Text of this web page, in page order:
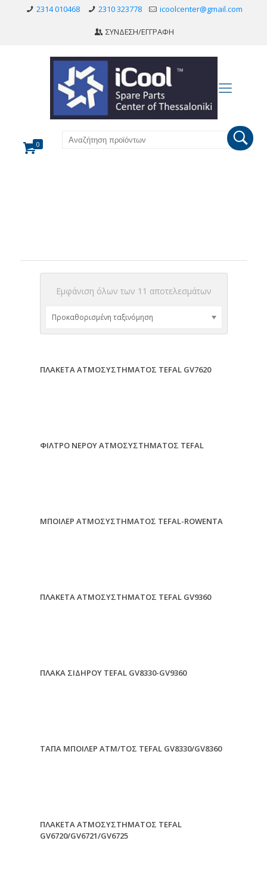
2314 010468 2310 323778 icoolcenter@gmail.com
ΣΥΝΔΕΣΗ/ΕΓΓΡΑΦΗ
0
Εμφάνιση όλων των 11 αποτελεσμάτων
ΠΛΑΚΕΤΑ ΑΤΜΟΣΥΣΤΗΜΑΤΟΣ TEFAL GV7620
ΦΙΛΤΡΟ ΝΕΡΟΥ ΑΤΜΟΣΥΣΤΗΜΑΤΟΣ TEFAL
ΜΠΟΙΛΕΡ ΑΤΜΟΣΥΣΤΗΜΑΤΟΣ TEFAL-ROWENTA
ΠΛΑΚΕΤΑ ΑΤΜΟΣΥΣΤΗΜΑΤΟΣ TEFAL GV9360
ΠΛΑΚΑ ΣΙΔΗΡΟΥ TEFAL GV8330-GV9360
ΤΑΠΑ ΜΠΟΙΛΕΡ ΑΤΜ/ΤΟΣ TEFAL GV8330/GV8360
ΠΛΑΚΕΤΑ ΑΤΜΟΣΥΣΤΗΜΑΤΟΣ TEFAL
GV6720/GV6721/GV6725